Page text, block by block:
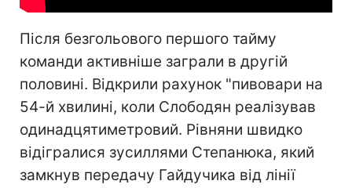
Після безгольового першого тайму
команди активніше заграли в другій
половині. Відкрили рахунок "пивовари на
54-й хвилині, коли Слободян реалізував
одинадцятиметровий. Рівняни швидко
відігралися зусиллями Степанюка, який
замкнув передачу Гайдучика від лінії